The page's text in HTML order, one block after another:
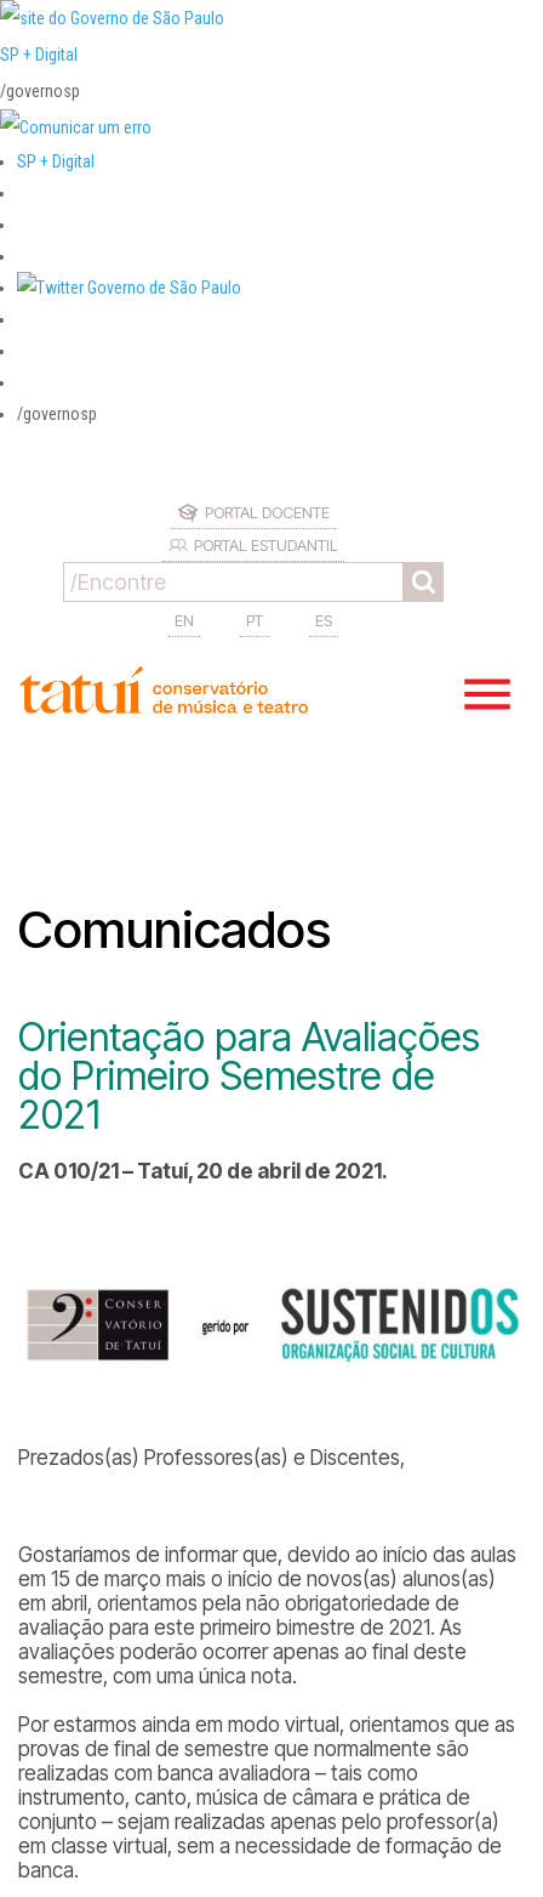
SP + Digital
/governosp
SP + Digital
/governosp
PORTAL DOCENTE
PORTAL ESTUDANTIL
EN PT ES
Comunicados
Orientação para Avaliações
do Primeiro Semestre de
2021
CA 010/21 – Tatuí, 20 de abril de 2021.
Prezados(as) Professores(as) e Discentes,
Gostaríamos de informar que, devido ao início das aulas
em 15 de março mais o início de novos(as) alunos(as)
em abril, orientamos pela não obrigatoriedade de
avaliação para este primeiro bimestre de 2021. As
avaliações poderão ocorrer apenas ao final deste
semestre, com uma única nota.
Por estarmos ainda em modo virtual, orientamos que as
provas de final de semestre que normalmente são
realizadas com banca avaliadora – tais como
instrumento, canto, música de câmara e prática de
conjunto – sejam realizadas apenas pelo professor(a)
em classe virtual, sem a necessidade de formação de
banca.